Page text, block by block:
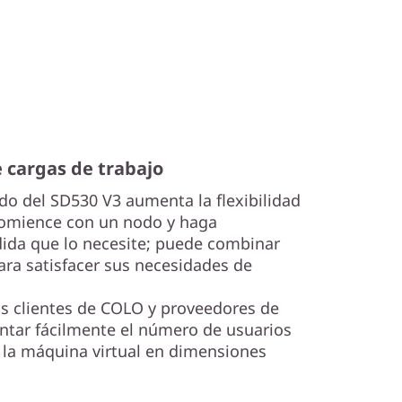
de trabajo
del SD530 V3 aumenta la flexibilidad
con un nodo y haga
que lo necesite; puede combinar
satisfacer sus necesidades de
clientes de COLO y proveedores de
fácilmente el número de usuarios
máquina virtual en dimensiones